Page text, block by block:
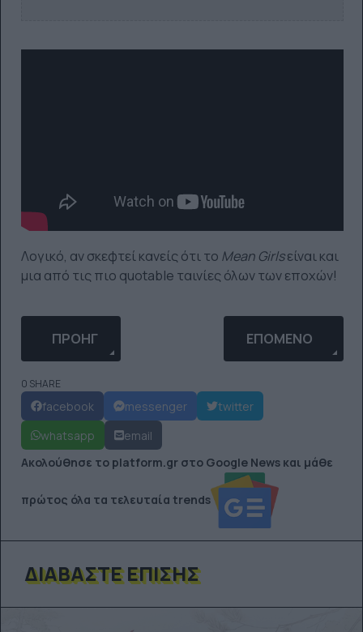
Λογικό, αν σκεφτεί κανείς ότι το Mean Girlsείναι και
μια από τις πιο quotable ταινίες όλων των εποχών!
ΠΡΟΗΓΟΎΜΕΝΟ ΆΡΘΡΟ: THEY SHOOT
ΠΡΟΗΓ ΕΠΌΜΕΝΟ ΆΡΘΡΟ:
ΕΠΌΜΕΝΟ
0 SHARE
facebook messenger
twitter
whatsapp
email
Ακολούθησε το platform.gr στο Google News και μάθε
πρώτος όλα τα τελευταία trends
ΔΙΑΒΆΣΤΕ ΕΠΊΣΗΣ